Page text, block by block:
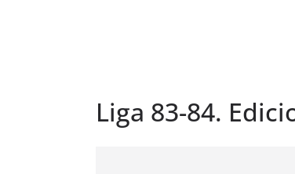
Liga 83-84.